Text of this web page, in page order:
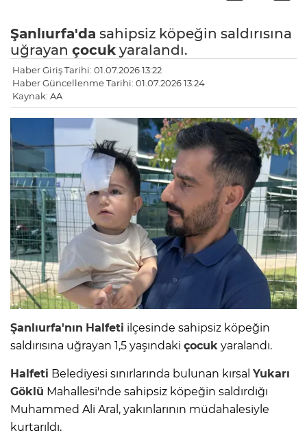
Şanlıurfa'da sahipsiz köpeğin saldırısına
uğrayan çocuk yaralandı.
Haber Giriş Tarihi: 01.07.2026 13:22
Haber Güncellenme Tarihi: 01.07.2026 13:24
Kaynak: AA
Şanlıurfa'nın Halfeti ilçesinde sahipsiz köpeğin
saldırısına uğrayan 1,5 yaşındaki çocuk yaralandı.
Halfeti Belediyesi sınırlarında bulunan kırsal Yukarı
Göklü Mahallesi'nde sahipsiz köpeğin saldırdığı
Muhammed Ali Aral, yakınlarının müdahalesiyle
kurtarıldı.